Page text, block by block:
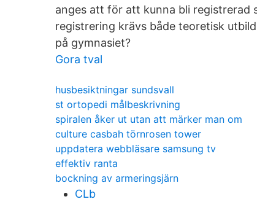
anges att för att kunna bli registrerad
registrering krävs både teoretisk
på gymnasiet?
Gora tval
husbesiktningar sundsvall
st ortopedi målbeskrivning
spiralen åker ut utan att märker man om
culture casbah törnrosen tower
uppdatera webbläsare samsung tv
effektiv ranta
bockning av armeringsjärn
CLb